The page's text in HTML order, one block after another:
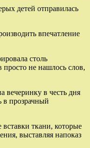
детей отправилась
впечатление
столь
просто не нашлось слов,
вечеринку в честь дня
в прозрачный
ткани, которые
выставляя напоказ